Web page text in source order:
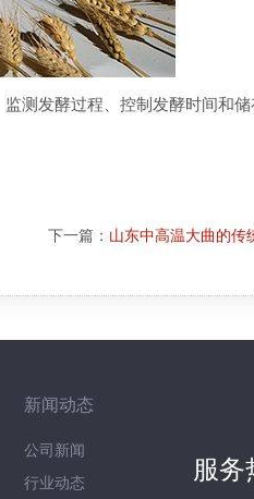
测发酵过程、控制发酵时间和
下一篇： 山东中高温大曲的传
新闻动态
公司新闻
行业动态
服务